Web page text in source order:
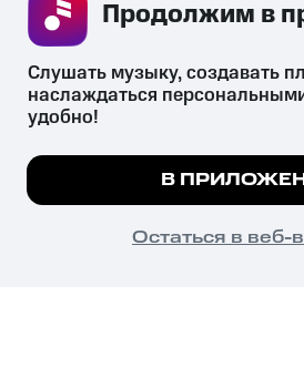
СКАЧАТЬ
психотропных веществ, их аналогов
их незаконный оборот запрещён и
законодательством ответственность.
© 2026 ООО «КИОН».
Все права защищены
Мы используем куки, чтобы на
Подробнее
ПОНЯТНО
Слушать музыку, создавать
наслаждаться
удобно!
В
Остаться в веб-